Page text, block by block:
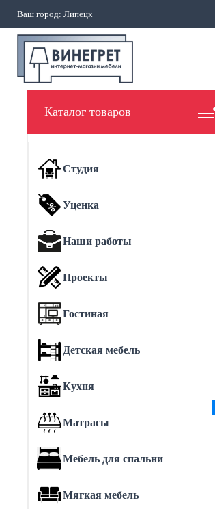
Ваш город: Липецк
Каталог товаров
Студия
Уценка
Наши работы
Проекты
Гостиная
Детская мебель
Кухня
Матрасы
Мебель для спальни
Мягкая мебель